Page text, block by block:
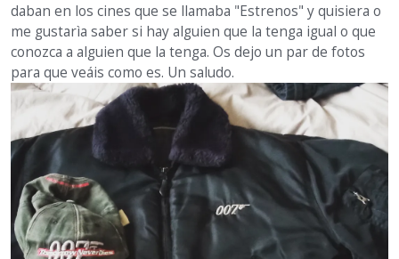
daban en los cines que se llamaba "Estrenos" y quisiera o
me gustarìa saber si hay alguien que la tenga igual o que
conozca a alguien que la tenga. Os dejo un par de fotos
para que veáis como es. Un saludo.